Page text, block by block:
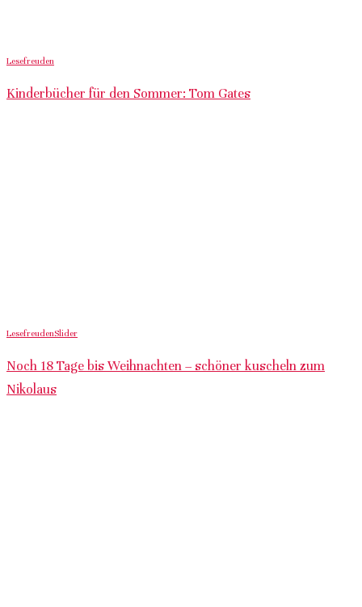
Lesefreuden
Kinderbücher für den Sommer: Tom Gates
LesefreudenSlider
Noch 18 Tage bis Weihnachten – schöner kuscheln zum
Nikolaus